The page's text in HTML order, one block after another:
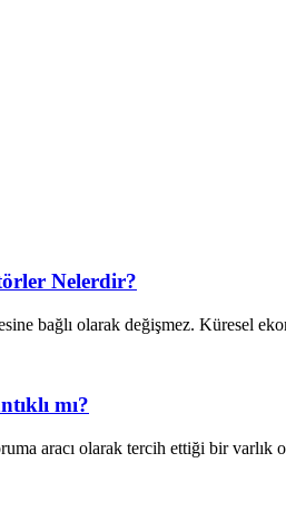
Nelerdir?
bağlı olarak değişmez. Küresel
mı?
aracı olarak tercih ettiği bir varlık